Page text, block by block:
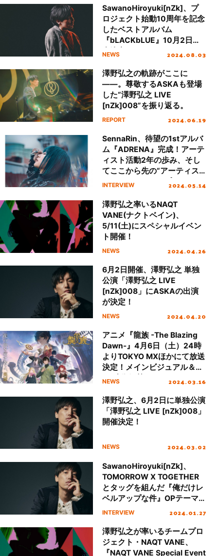
SawanoHiroyuki[nZk]、プ
ロジェクト始動10周年を記念
したベストアルバム
『bLACKbLUE』10月2日発
売決定！
NEWS 2024.08.03
澤野弘之の軌跡がここに
――。尊敬するASKAも登場
した“澤野弘之 LIVE
[nZk]008”を振り返る。
REPORT 2024.06.19
SennaRin、待望の1stアルバ
ム『ADRENA』完成！アーテ
ィスト活動2年の歩み、そし
てここから先の“アーティス
ト・SennaRin”をプロデュー
INTERVIEW 2024.05.14
澤野弘之率いるNAQT
VANE(ナクトベイン)、
5/11(土)にスペシャルイベン
ト開催！
NEWS 2024.04.26
6月2日開催、澤野弘之 単独
公演「澤野弘之 LIVE
[nZk]008」にASKAの出演
が決定！
NEWS 2024.04.20
アニメ『龍族 -The Blazing
Dawn-』4月6日（土）24時
よりTOKYO MXほかにて放送
決定！メインビジュアル＆
OP映像解禁！
NEWS 2024.03.16
澤野弘之、6月2日に単独公演
「澤野弘之 LIVE [nZk]008」
開催決定！
NEWS 2024.03.02
SawanoHiroyuki[nZk]、
TOMORROW X TOGETHER
とタッグを組んだ『俺だけレ
ベルアップな件』OPテーマ
「LEveL」リリース、本作か
経て澤野弘之が見据える
2024年とは？
INTERVIEW 2024.01.27
澤野弘之が率いるチームプロ
ジェクト・NAQT VANE、
『NAQT VANE Special Event